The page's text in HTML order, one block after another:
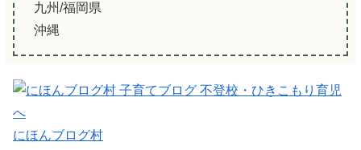
九州/福岡県
沖縄
にほんブログ村